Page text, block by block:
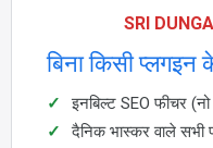
SRI
बिना किसी प्लगइन
इनबिल्ट SEO फीचर
दैनिक भास्कर वाले सभी